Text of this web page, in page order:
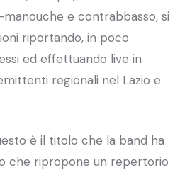
e contrabbasso, si
riportando, in poco
ed effettuando live in
regionali nel Lazio e
è il titolo che la band ha
che ripropone un repertorio